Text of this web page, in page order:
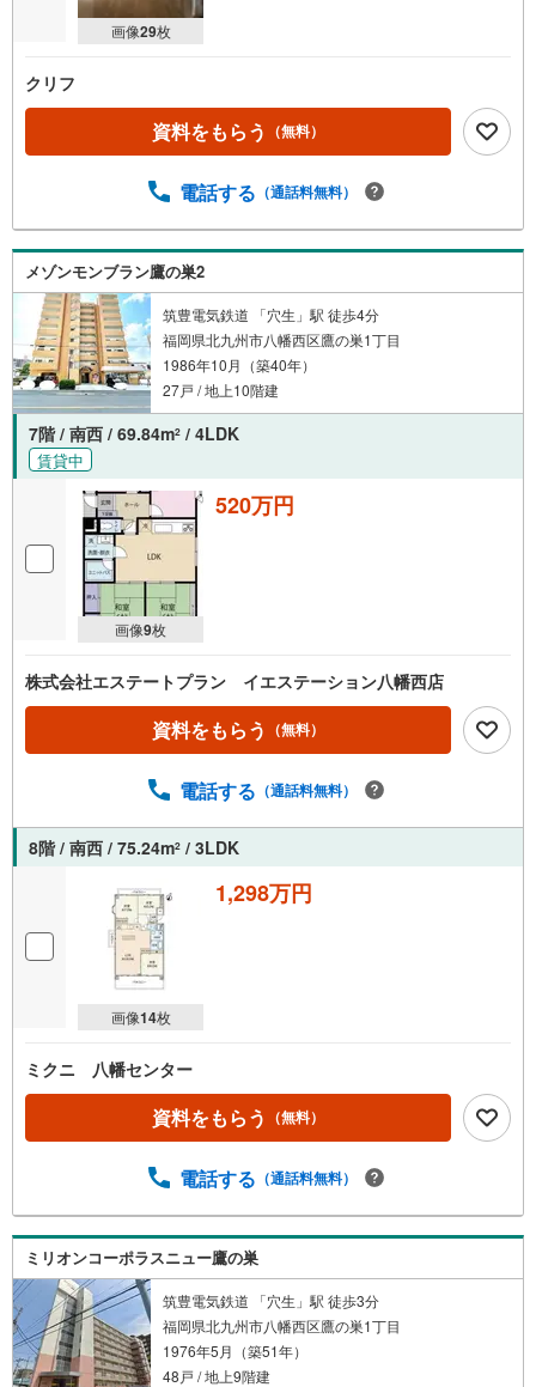
画像29枚
クリフ
資料をもらう （無料）
電話する （通話料無料）
メゾンモンブラン鷹の巣2
筑豊電気鉄道 「穴生」駅 徒歩4分
福岡県北九州市八幡西区鷹の巣1丁目
1986年10月（築40年）
27戸 / 地上10階建
7階 / 南西 / 69.84m2 / 4LDK
賃貸中
画像9枚
520万円
株式会社エステートプラン イエステーション八幡西店
資料をもらう （無料）
電話する （通話料無料）
8階 / 南西 / 75.24m2 / 3LDK
画像14枚
1,298万円
ミクニ 八幡センター
資料をもらう （無料）
電話する （通話料無料）
ミリオンコーポラスニュー鷹の巣
筑豊電気鉄道 「穴生」駅 徒歩3分
福岡県北九州市八幡西区鷹の巣1丁目
1976年5月（築51年）
48戸 / 地上9階建